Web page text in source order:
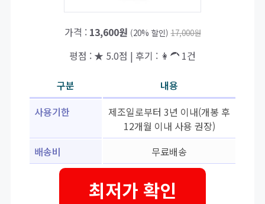
가격 : 13,600원 (20% 할인) 17,000원
평점 : ★ 5.0점 | 후기 : 👩‍🦱 1건
구분
내용
사용기한
제조일로부터 3년 이내(개봉 후
12개월 이내 사용 권장)
배송비
무료배송
최저가 확인